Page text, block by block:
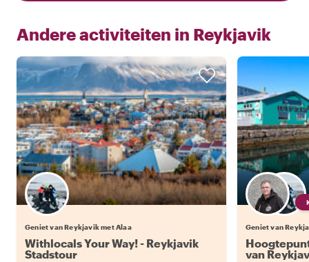
Andere activiteiten in Reykjavik
Geniet van Reykjavik met Alaa
Withlocals Your Way! - Reykjavik
Stadstour
Geniet van
van